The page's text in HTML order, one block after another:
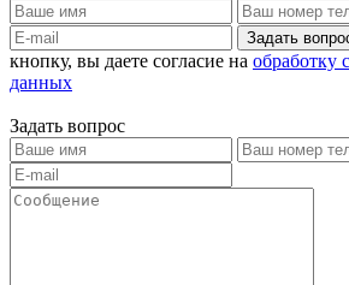
Задать
кнопку, вы даете согласие на обработку
данных
Задать вопрос